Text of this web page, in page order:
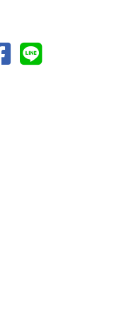
(另開視窗)
分享至臉書分享至 Line